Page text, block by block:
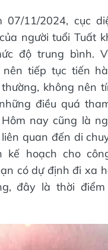
07/11/2024, cục
người tuổi Tuất
độ trung bình.
nên tiếp tục tiến
không nên
điều quá
nay cũng là
quan đến di
kế hoạch cho
có dự định đi xa
đây là thời